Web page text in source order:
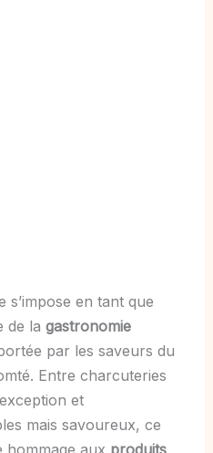
s’impose en tant que
de la gastronomie
par les saveurs du
Entre charcuteries
et
mais savoureux, ce
hommage aux produits